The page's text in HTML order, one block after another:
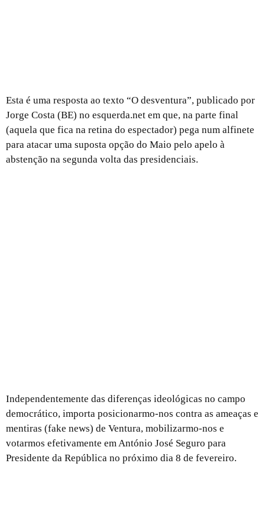
Esta é uma resposta ao texto “O desventura”, publicado por
Jorge Costa (BE) no esquerda.net em que, na parte final
(aquela que fica na retina do espectador) pega num alfinete
para atacar uma suposta opção do Maio pelo apelo à
abstenção na segunda volta das presidenciais.
Independentemente das diferenças ideológicas no campo
democrático, importa posicionarmo-nos contra as ameaças e
mentiras (fake news) de Ventura, mobilizarmo-nos e
votarmos efetivamente em António José Seguro para
Presidente da República no próximo dia 8 de fevereiro.